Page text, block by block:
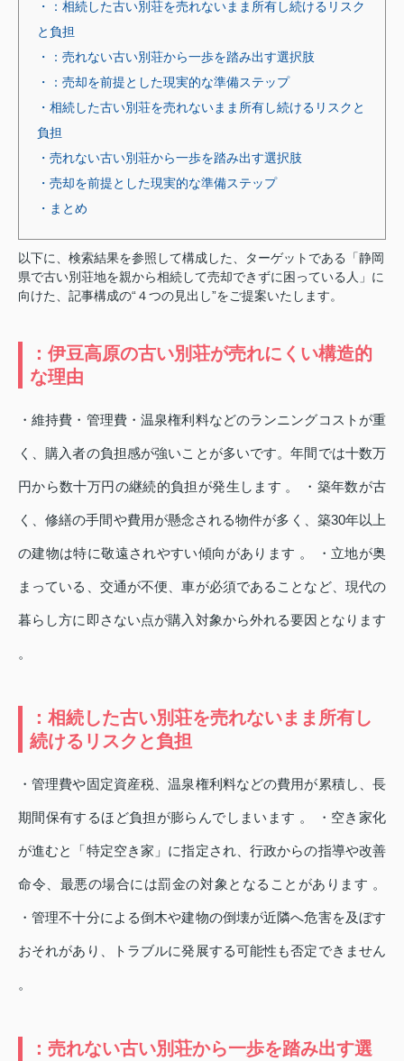
・：相続した古い別荘を売れないまま所有し続けるリスク
と負担
・：売れない古い別荘から一歩を踏み出す選択肢
・：売却を前提とした現実的な準備ステップ
・相続した古い別荘を売れないまま所有し続けるリスクと
負担
・売れない古い別荘から一歩を踏み出す選択肢
・売却を前提とした現実的な準備ステップ
・まとめ
以下に、検索結果を参照して構成した、ターゲットである「静岡
県で古い別荘地を親から相続して売却できずに困っている人」に
向けた、記事構成の“４つの見出し”をご提案いたします。
：伊豆高原の古い別荘が売れにくい構造的
な理由
・維持費・管理費・温泉権利料などのランニングコストが重
く、購入者の負担感が強いことが多いです。年間では十数万
円から数十万円の継続的負担が発生します 。 ・築年数が古
く、修繕の手間や費用が懸念される物件が多く、築30年以上
の建物は特に敬遠されやすい傾向があります 。 ・立地が奥
まっている、交通が不便、車が必須であることなど、現代の
暮らし方に即さない点が購入対象から外れる要因となります
。
：相続した古い別荘を売れないまま所有し
続けるリスクと負担
・管理費や固定資産税、温泉権利料などの費用が累積し、長
期間保有するほど負担が膨らんでしまいます 。 ・空き家化
が進むと「特定空き家」に指定され、行政からの指導や改善
命令、最悪の場合には罰金の対象となることがあります 。
・管理不十分による倒木や建物の倒壊が近隣へ危害を及ぼす
おそれがあり、トラブルに発展する可能性も否定できません
。
：売れない古い別荘から一歩を踏み出す選